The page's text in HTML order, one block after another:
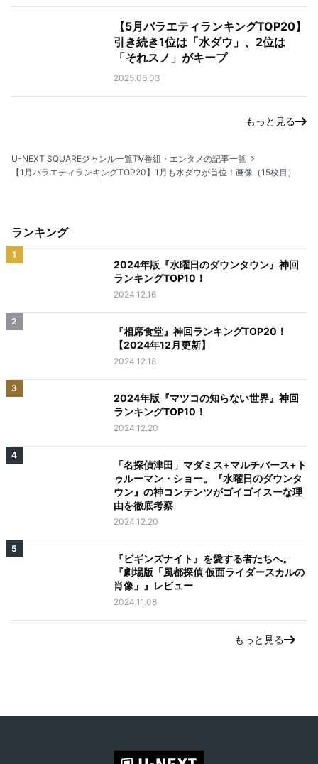
【5月バラエティランキングTOP20】
引き続き1位は「水ダウ」、2位は
「それスノ」がキープ
2025.06.03
もっと見る
U-NEXT SQUAREジャンル一覧TV番組・エンタメの記事一覧
【1月バラエティランキングTOP20】1月も水ダウが首位！ 画像（15枚目）
ランキング
1
2024年版『水曜日のダウンタウン』神回
ランキングTOP10！
2024.12.16
2
『相席食堂』神回ランキングTOP20！
【2024年12月更新】
2024.12.18
3
2024年版『マツコの知らない世界』神回
ランキングTOP10！
2024.12.20
4
「名探偵津田」マダミス+マルチバース+ト
ゥルーマン・ショー。『水曜日のダウンタ
ウン』の神コンテンツがゴイゴイスーな理
由を徹底考察
2024.12.20
5
『ビギンズナイト』を愛する者たちへ。
『劇場版「風都探偵 仮面ライダースカルの
肖像」』レビュー
2024.11.08
もっと見る